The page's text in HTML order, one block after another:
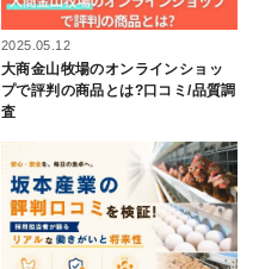
2025.05.12
大商金山牧場のオンラインショッ
プで評判の商品とは?口コミ/品質調
査